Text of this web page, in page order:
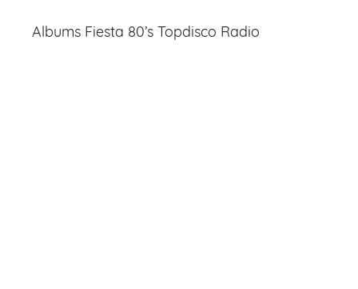
Albums Fiesta 80’s Topdisco Radio